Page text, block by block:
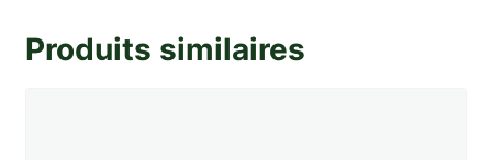
de
Dyna
Produits similaires